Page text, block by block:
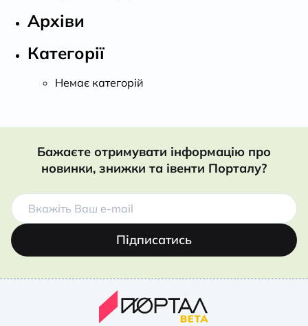
Архіви
Категорії
Немає категорій
Бажаєте отримувати інформацію про
новинки, знижки та івенти Порталу?
Підписатись